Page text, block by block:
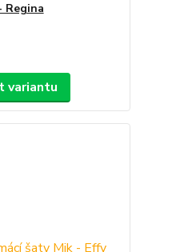
Regina
variantu